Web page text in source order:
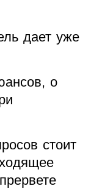
дает уже
о
стоит